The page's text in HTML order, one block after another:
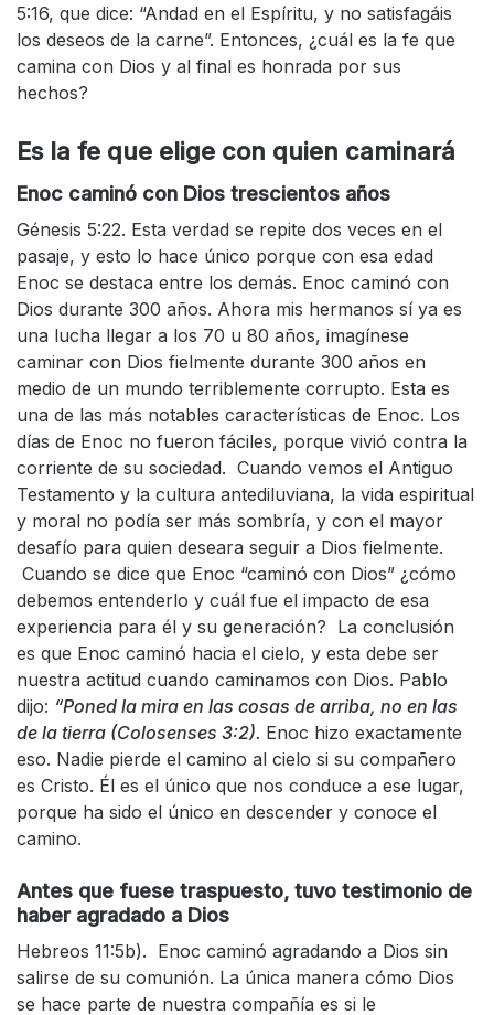
5:16, que dice: “Andad en el Espíritu, y no satisfagáis
los deseos de la carne”. Entonces, ¿cuál es la fe que
camina con Dios y al final es honrada por sus
hechos?
Es la fe que elige con quien caminará
Enoc caminó con Dios trescientos años
Génesis 5:22. Esta verdad se repite dos veces en el
pasaje, y esto lo hace único porque con esa edad
Enoc se destaca entre los demás. Enoc caminó con
Dios durante 300 años. Ahora mis hermanos sí ya es
una lucha llegar a los 70 u 80 años, imagínese
caminar con Dios fielmente durante 300 años en
medio de un mundo terriblemente corrupto. Esta es
una de las más notables características de Enoc. Los
días de Enoc no fueron fáciles, porque vivió contra la
corriente de su sociedad. Cuando vemos el Antiguo
Testamento y la cultura antediluviana, la vida espiritual
y moral no podía ser más sombría, y con el mayor
desafío para quien deseara seguir a Dios fielmente.
Cuando se dice que Enoc “caminó con Dios” ¿cómo
debemos entenderlo y cuál fue el impacto de esa
experiencia para él y su generación? La conclusión
es que Enoc caminó hacia el cielo, y esta debe ser
nuestra actitud cuando caminamos con Dios. Pablo
dijo: “Poned la mira en las cosas de arriba, no en las
de la tierra (Colosenses 3:2). Enoc hizo exactamente
eso. Nadie pierde el camino al cielo si su compañero
es Cristo. Él es el único que nos conduce a ese lugar,
porque ha sido el único en descender y conoce el
camino.
Antes que fuese traspuesto, tuvo testimonio de
haber agradado a Dios
Hebreos 11:5b). Enoc caminó agradando a Dios sin
salirse de su comunión. La única manera cómo Dios
se hace parte de nuestra compañía es si le